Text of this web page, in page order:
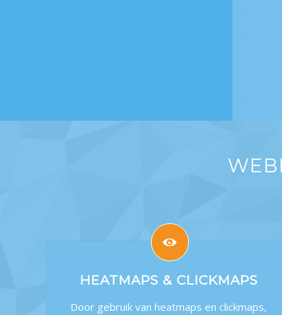
HEATMAPS & CLICKMAPS
Door gebruik van heatmaps en clickmaps,